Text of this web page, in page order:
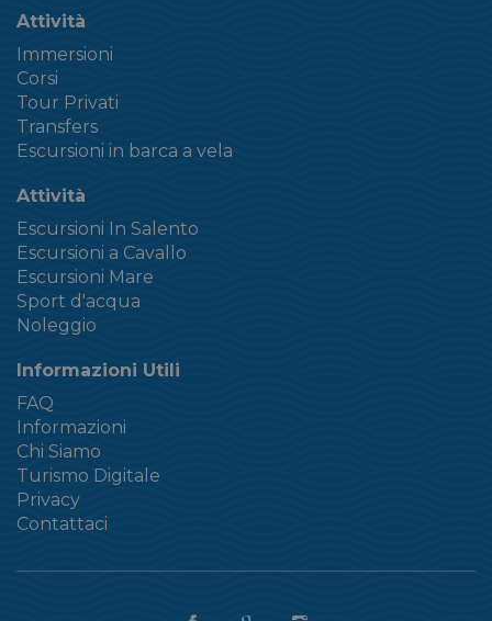
Attività
Immersioni
Corsi
Tour Privati
Transfers
Escursioni in barca a vela
Attività
Escursioni In Salento
Escursioni a Cavallo
Escursioni Mare
Sport d'acqua
Noleggio
Informazioni Utili
FAQ
Informazioni
Chi Siamo
Turismo Digitale
Privacy
Contattaci